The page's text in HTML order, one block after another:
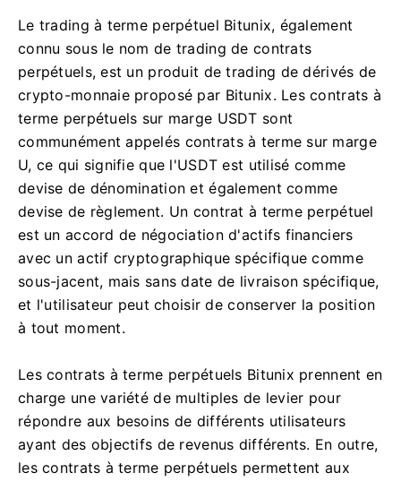
Le trading à terme perpétuel Bitunix, également
connu sous le nom de trading de contrats
perpétuels, est un produit de trading de dérivés de
crypto-monnaie proposé par Bitunix. Les contrats à
terme perpétuels sur marge USDT sont
communément appelés contrats à terme sur marge
U, ce qui signifie que l'USDT est utilisé comme
devise de dénomination et également comme
devise de règlement. Un contrat à terme perpétuel
est un accord de négociation d'actifs financiers
avec un actif cryptographique spécifique comme
sous-jacent, mais sans date de livraison spécifique,
et l'utilisateur peut choisir de conserver la position
à tout moment.
Les contrats à terme perpétuels Bitunix prennent en
charge une variété de multiples de levier pour
répondre aux besoins de différents utilisateurs
ayant des objectifs de revenus différents. En outre,
les contrats à terme perpétuels permettent aux